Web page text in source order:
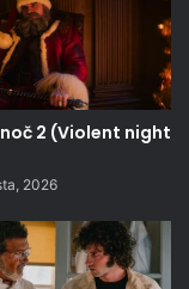
2 (Violent night
2026